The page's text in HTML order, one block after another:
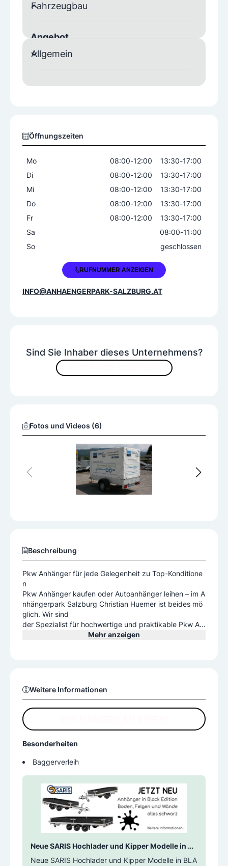
Fahrzeugbau
Angebot
Anhänger
Verkauf und Verleih von PKW Anhängern. Verkauf
Baugewerbe
Fahrzeugtransport
Land- und Forstwirtschaft
Lebensmitteltransport
Viehtransport
Fahrzeugvermietung
Allgemein
Sind Sie Inhaber dieses Unternehmens?
Fotos und Videos (6)
Beschreibung
Pkw Anhänger für jede Gelegenheit zu Top-Konditione
n
Pkw Anhänger kaufen oder Autoanhänger leihen – im A
nhängerpark Salzburg Christian Huemer ist beides mö
glich. Wir sind
der Spezialist für hochwertige und praktikable Pkw An
hänger und Baumaschinen – an unserem Standort in d
alle Einsatzzwecke.
Mehr anzeigen
Weitere Informationen
Besonderheiten
Baggerverleih
Neue SARIS Hochlader und Kipper Modelle in BL
ACK Edition
Neue SARIS Hochlader und Kipper Modelle in BLA
Öffnungszeiten
Mo 08:00-12:00 13:30-17:00
Di
08:00-12:00 13:30-17:00
Mi
08:00-12:00 13:30-17:00
Do
08:00-12:00 13:30-17:00
Fr
08:00-12:00 13:30-17:00
Sa
08:00-11:00
So
geschlossen
+43 664 4540493RUFNUMMER ANZEIGEN
INFO@ANHAENGERPARK-SALZBURG.AT